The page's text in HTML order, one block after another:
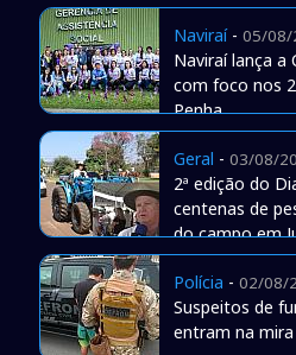
Naviraí- 05/08/
Naviraí lança a
com foco nos
Penha
Geral - 03/08/
2ª edição do
centenas de
do campo em
Polícia - 02/08/
Suspeitos de
entram na